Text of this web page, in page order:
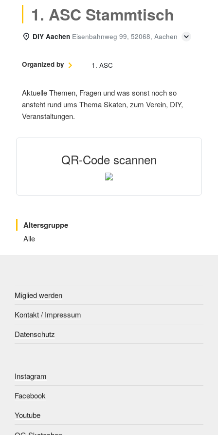
1. ASC Stammtisch
DIY Aachen Eisenbahnweg 99, 52068, Aachen
Organized by 1. ASC
Aktuelle Themen, Fragen und was sonst noch so
ansteht rund ums Thema Skaten, zum Verein, DIY,
Veranstaltungen.
QR-Code scannen
Altersgruppe
Alle
Miglied werden
Kontakt / Impressum
Datenschutz
Instagram
Facebook
Youtube